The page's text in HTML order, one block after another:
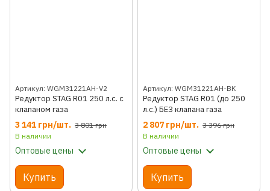
Артикул: WGM31221AH-V2
Редуктор STAG R01 250 л.с. с
клапаном газа
3 141 грн/шт. 3 801 грн
В наличии
Оптовые цены
Купить
Артикул: WGM31221AH-BK
Редуктор STAG R01 (до 250
л.с.) БЕЗ клапана газа
2 807 грн/шт. 3 396 грн
В наличии
Оптовые цены
Купить